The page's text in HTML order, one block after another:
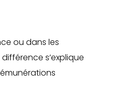
ou dans les
s’explique